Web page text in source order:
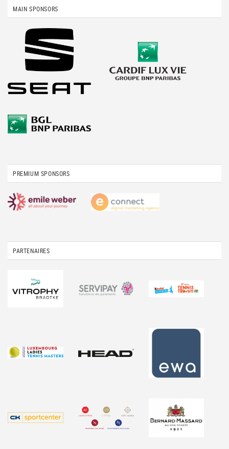
MAIN SPONSORS
PREMIUM SPONSORS
PARTENAIRES